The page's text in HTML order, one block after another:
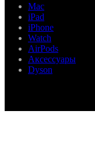
Mac
iPad
iPhone
Watch
AirPods
Аксессуары
Dyson